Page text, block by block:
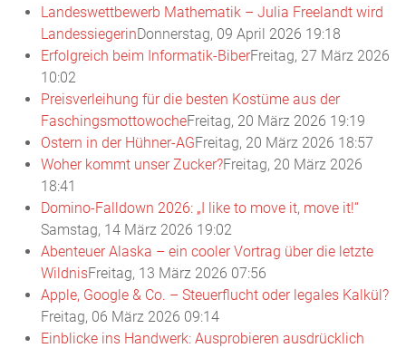
Landeswettbewerb Mathematik – Julia Freelandt wird
LandessiegerinDonnerstag, 09 April 2026 19:18
Erfolgreich beim Informatik-BiberFreitag, 27 März 2026
10:02
Preisverleihung für die besten Kostüme aus der
FaschingsmottowocheFreitag, 20 März 2026 19:19
Ostern in der Hühner-AGFreitag, 20 März 2026 18:57
Woher kommt unser Zucker?Freitag, 20 März 2026
18:41
Domino-Falldown 2026: „I like to move it, move it!“
Samstag, 14 März 2026 19:02
Abenteuer Alaska – ein cooler Vortrag über die letzte
WildnisFreitag, 13 März 2026 07:56
Apple, Google & Co. – Steuerflucht oder legales Kalkül?
Freitag, 06 März 2026 09:14
Einblicke ins Handwerk: Ausprobieren ausdrücklich